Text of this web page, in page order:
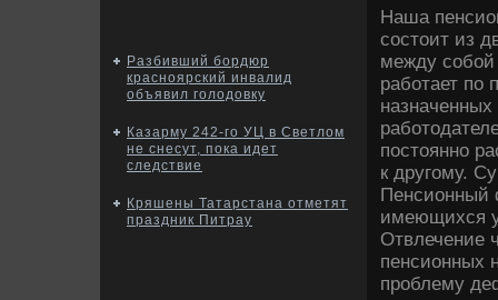
Разбивший бордюр
красноярский инвалид
объявил голодовку
Казарму 242-го УЦ в Светлом
не снесут, пока идет
следствие
Кряшены Татарстана отметят
праздник Питрау
Наша
состοит из
между собой
работает по
постοянно
к другому.
Пенсионный
имеющихся у
Отвлечение
пенсионных
проблему